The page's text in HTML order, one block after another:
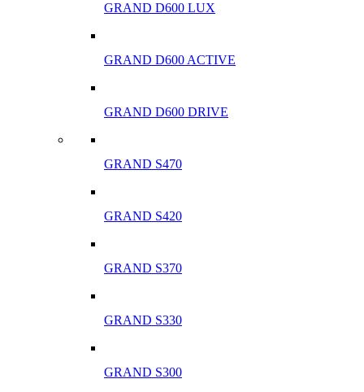
GRAND D600 LUX
GRAND D600 ACTIVE
GRAND D600 DRIVE
GRAND S470
GRAND S420
GRAND S370
GRAND S330
GRAND S300